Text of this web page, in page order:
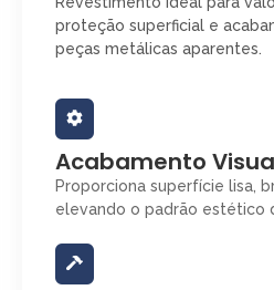
proteção superficial e
peças metálicas aparentes.
Acabamento
Proporciona superfície lisa,
elevando o padrão estético